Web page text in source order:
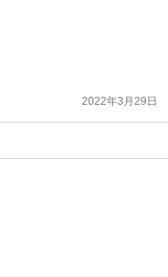
2022年3月29日